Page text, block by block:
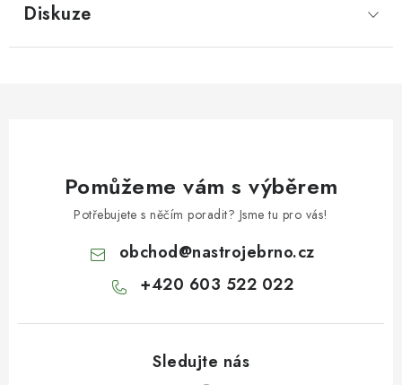
Diskuze
Pomůžeme vám s výběrem
Potřebujete s něčím poradit? Jsme tu pro vás!
obchod@nastrojebrno.cz
+420 603 522 022